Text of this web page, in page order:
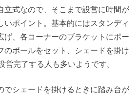
立式なので、そこまで設営に時間が
いポイント。基本的にはスタンディ
げ、各コーナーのブラケットにポー
のポールをセット、シェードを掛け
営完了する人も多いようです。
でシェードを掛けるときに踏み台が